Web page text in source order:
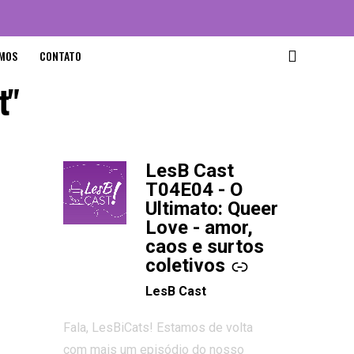
CONTATO
LesB Cast
T04E04 - O
Ultimato: Queer
Love - amor,
caos e surtos
coletivos
-
LesB Cast
Fala, LesBiCats! Estamos de volta
com mais um episódio do nosso